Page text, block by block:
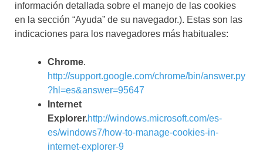
información detallada sobre el manejo de las cookies
en la sección “Ayuda” de su navegador.). Estas son las
indicaciones para los navegadores más habituales:
Chrome.
http://support.google.com/chrome/bin/answer.py
?hl=es&answer=95647
Internet
Explorer.http://windows.microsoft.com/es-
es/windows7/how-to-manage-cookies-in-
internet-explorer-9